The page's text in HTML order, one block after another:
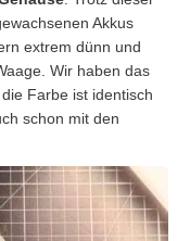
Akkus
extrem dünn und
Wir haben das
Farbe ist identisch
schon mit den